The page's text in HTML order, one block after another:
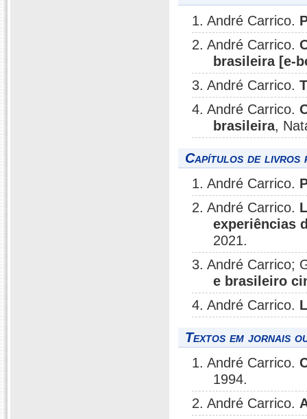
1. André Carrico.
2. André Carrico.
brasileira [e-
3. André Carrico.
4. André Carrico.
brasileira,
Capítulos de livros
1. André Carrico.
2. André Carrico.
experiências
2021.
3. André Carrico;
e brasileiro
4. André Carrico.
Textos em jornais
1. André Carrico.
1994.
2. André Carrico.